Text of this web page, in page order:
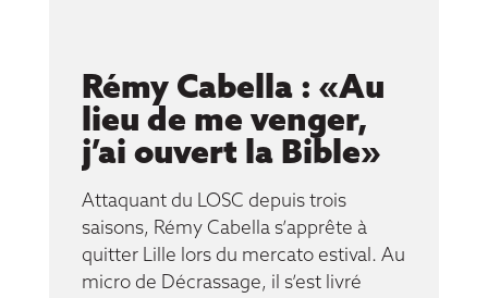
Rémy Cabella : «Au
lieu de me venger,
j’ai ouvert la Bible»
Attaquant du LOSC depuis trois
saisons, Rémy Cabella s’apprête à
quitter Lille lors du mercato estival. Au
micro de Décrassage, il s’est livré